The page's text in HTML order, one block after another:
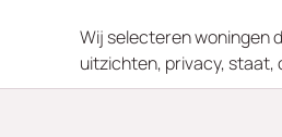
Wij selecteren woningen
uitzichten, privacy, staat,